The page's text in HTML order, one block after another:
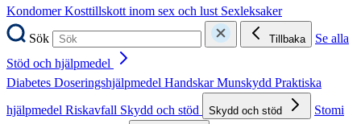
KondomerKosttillskott inom sex och lust Sexleksaker
Sök
Tillbaka
Se alla
Stöd och hjälpmedel
Diabetes Doseringshjälpmedel HandskarMunskydd Praktiska
hjälpmedel Riskavfall Skydd och stöd Skydd och stöd
Stomi